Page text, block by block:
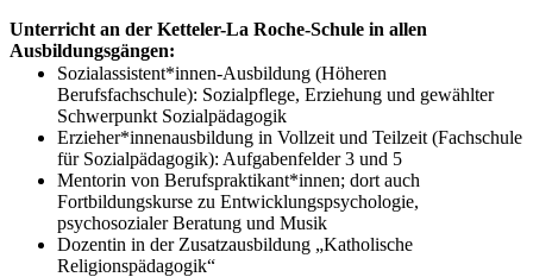
Unterricht an der Ketteler-La Roche-Schule in allen
Ausbildungsgängen:
Sozialassistent*innen-Ausbildung (Höheren
Berufsfachschule): Sozialpflege, Erziehung und gewählter
Schwerpunkt Sozialpädagogik
Erzieher*innenausbildung in Vollzeit und Teilzeit (Fachschule
für Sozialpädagogik): Aufgabenfelder 3 und 5
Mentorin von Berufspraktikant*innen; dort auch
Fortbildungskurse zu Entwicklungspsychologie,
psychosozialer Beratung und Musik
Dozentin in der Zusatzausbildung „Katholische
Religionspädagogik“